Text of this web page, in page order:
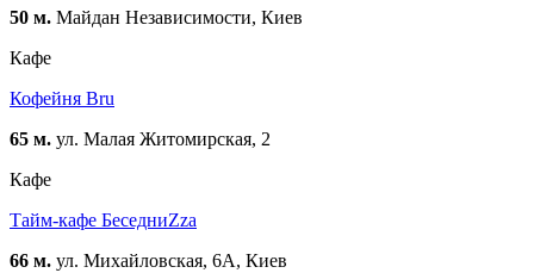
50 м. Майдан Независимости, Киев
Кафе
Кофейня Bru
65 м. ул. Малая Житомирская, 2
Кафе
Тайм-кафе БеседниZzа
66 м. ул. Михайловская, 6А, Киев